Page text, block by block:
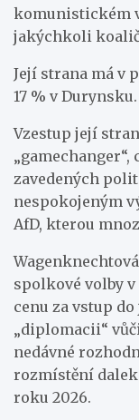
komunistickém
jakýchkoli
Její strana má v
17 % v Durynsku.
Vzestup její
zavedených
nespokojeným
AfD, kterou
spolkové volby v
cenu za vstup
„diplomacii“
nedávné
rozmístění
roku 2026.